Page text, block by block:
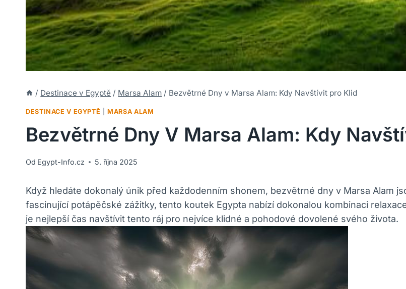
/ Destinace v Egyptě / Marsa Alam / Bezvětrné Dny v Marsa Alam: Kdy Navštívit pro Klid
DESTINACE V EGYPTĚ |MARSA ALAM
Bezvětrné Dny V Marsa Alam: Kdy
Od Egypt-Info.cz 5. října 2025
Když hledáte dokonalý únik před každodenním shonem, bezvětrné dny v Marsa Alam
fascinující potápěčské zážitky, tento koutek Egypta nabízí dokonalou kombinaci
je nejlepší čas navštívit tento ráj pro nejvíce klidné a pohodové dovolené svého života.